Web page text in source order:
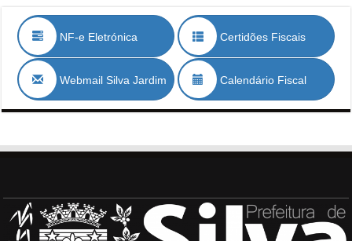
NF-e Eletrónica Certidões Fiscais
Webmail Silva Jardim Calendário Fiscal